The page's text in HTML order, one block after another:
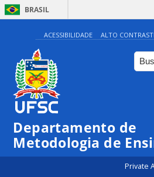
BRASIL
ACESSIBILIDADE ALTO
Departamento de
Metodologia de
Private